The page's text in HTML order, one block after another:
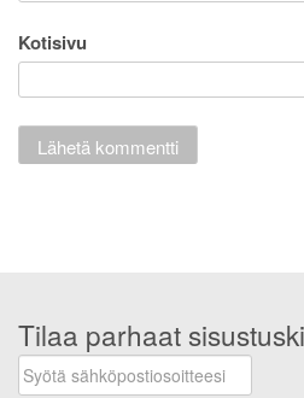
Kotisivu
Tilaa parhaat